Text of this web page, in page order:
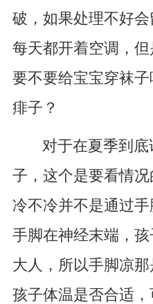
破，如果处理不好
每天都开着空调，
要不要给宝宝穿袜
痱子？
对于在夏季到
子，这个是要看情
冷不冷并不是通过
手脚在神经末端，
大人，所以手脚凉
孩子体温是否合适